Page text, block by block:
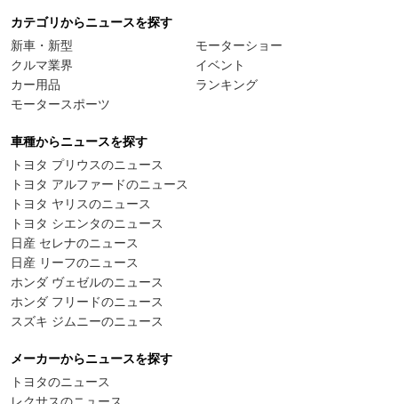
カテゴリからニュースを探す
新車・新型
クルマ業界
カー用品
モータースポーツ
モーターショー
イベント
ランキング
車種からニュースを探す
トヨタ プリウスのニュース
トヨタ アルファードのニュース
トヨタ ヤリスのニュース
トヨタ シエンタのニュース
日産 セレナのニュース
日産 リーフのニュース
ホンダ ヴェゼルのニュース
ホンダ フリードのニュース
スズキ ジムニーのニュース
メーカーからニュースを探す
トヨタのニュース